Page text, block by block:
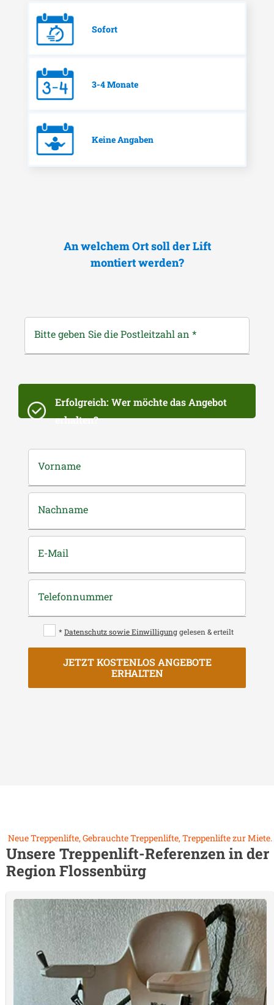
Sofort
3-4 Monate
Keine Angaben
An welchem Ort soll der Lift
montiert werden?
Bitte geben Sie die Postleitzahl an *
Erfolgreich: Wer möchte das Angebot
erhalten?
Vorname
Nachname
E-Mail
Telefonnummer
* Datenschutz sowie Einwilligung gelesen & erteilt
JETZT KOSTENLOS ANGEBOTE
ERHALTEN
Neue Treppenlifte, Gebrauchte Treppenlifte, Treppenlifte zur Miete.
Unsere Treppenlift-Referenzen in der
RegionFlossenbürg